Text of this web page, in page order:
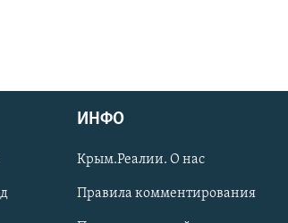
ИНФО
Крым.Реалии. О нас
Правила комментирования